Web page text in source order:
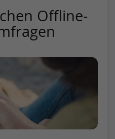
Offline-